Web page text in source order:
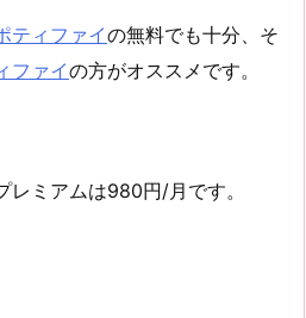
ティファイの無料でも十分、そ
ファイの方がオススメです。
レミアムは980円/月です。